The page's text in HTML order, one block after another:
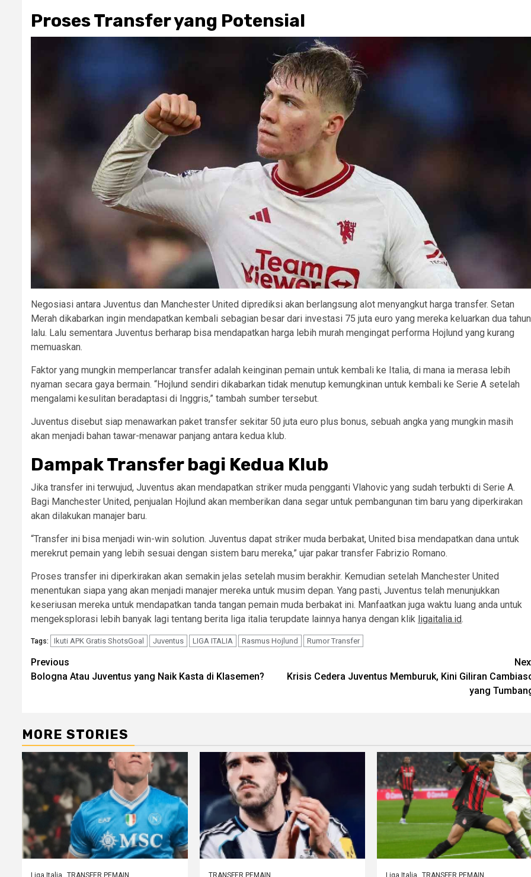
Proses Transfer yang Potensial
Negosiasi antara Juventus dan Manchester United diprediksi akan berlangsung alot menyangkut harga transfer. Setan
Merah dikabarkan ingin mendapatkan kembali sebagian besar dari investasi 75 juta euro yang mereka keluarkan dua tahun
lalu. Lalu sementara Juventus berharap bisa mendapatkan harga lebih murah mengingat performa Hojlund yang kurang
memuaskan.
Faktor yang mungkin memperlancar transfer adalah keinginan pemain untuk kembali ke Italia, di mana ia merasa lebih
nyaman secara gaya bermain. “Hojlund sendiri dikabarkan tidak menutup kemungkinan untuk kembali ke Serie A setelah
mengalami kesulitan beradaptasi di Inggris,” tambah sumber tersebut.
Juventus disebut siap menawarkan paket transfer sekitar 50 juta euro plus bonus, sebuah angka yang mungkin masih
akan menjadi bahan tawar-menawar panjang antara kedua klub.
Dampak Transfer bagi Kedua Klub
Jika transfer ini terwujud, Juventus akan mendapatkan striker muda pengganti Vlahovic yang sudah terbukti di Serie A.
Bagi Manchester United, penjualan Hojlund akan memberikan dana segar untuk pembangunan tim baru yang diperkirakan
akan dilakukan manajer baru.
“Transfer ini bisa menjadi win-win solution. Juventus dapat striker muda berbakat, United bisa mendapatkan dana untuk
merekrut pemain yang lebih sesuai dengan sistem baru mereka,” ujar pakar transfer Fabrizio Romano.
Proses transfer ini diperkirakan akan semakin jelas setelah musim berakhir. Kemudian setelah Manchester United
menentukan siapa yang akan menjadi manajer mereka untuk musim depan. Yang pasti, Juventus telah menunjukkan
keseriusan mereka untuk mendapatkan tanda tangan pemain muda berbakat ini. Manfaatkan juga waktu luang anda untuk
mengeksplorasi lebih banyak lagi tentang berita liga italia terupdate lainnya hanya dengan klik ligaitalia.id.
Tags: Ikuti APK Gratis ShotsGoal Juventus LIGA ITALIA Rasmus Hojlund Rumor Transfer
Post
navigation
Previous
Bologna Atau Juventus yang Naik Kasta di Klasemen?
Krisis Cedera Juventus Memburuk, Kini Giliran
yang
MORE STORIES
Liga Italia TRANSFER PEMAIN TRANSFER PEMAIN Liga Italia TRANSFER PEMAIN